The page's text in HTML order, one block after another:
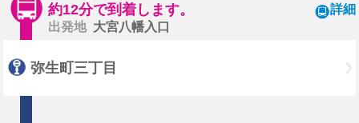
約12分で到着します。
出発地 大宮八幡入口
詳細
弥生町三丁目